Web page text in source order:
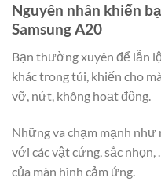
Nguyên nhân khiến
Samsung A20
Bạn thường xuyên để lẫn
khác trong túi, khiến cho
vỡ, nứt, không hoạt động.
Những va chạm mạnh
với các vật cứng, sắc
của màn hình cảm ứng.